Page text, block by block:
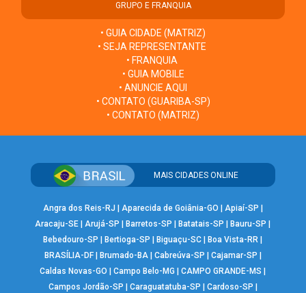
GRUPO E FRANQUIA
• GUIA CIDADE (MATRIZ)
• SEJA REPRESENTANTE
• FRANQUIA
• GUIA MOBILE
• ANUNCIE AQUI
• CONTATO (GUARIBA-SP)
• CONTATO (MATRIZ)
MAIS CIDADES ONLINE
Angra dos Reis-RJ Aparecida de Goiânia-GO Apiaí-SP
Aracaju-SE |Arujá-SP Barretos-SP Batatais-SP Bauru-SP
Bebedouro-SP
Bertioga-SP Biguaçu-SC Boa Vista-RR
BRASÍLIA-DF| Brumado-BA| Cabreúva-SP Cajamar-SP
Caldas Novas-GO
|Campo Belo-MG |CAMPO GRANDE-MS
Campos Jordão-SP
Caraguatatuba-SP Cardoso-SP